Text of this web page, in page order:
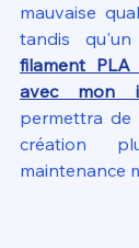
mauvaise
tandis
filament
avec mon
permettra de
création
maintenance